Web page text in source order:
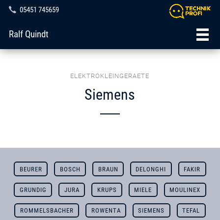
05451 745659
Ralf Quindt
ELEKTROKLEINGERAETE
Siemens
BEURER BOSCH BRAUN DELONGHI FAKIR
GRUNDIG JURA KRUPS MIELE MOULINEX
ROMMELSBACHER ROWENTA SIEMENS TEFAL